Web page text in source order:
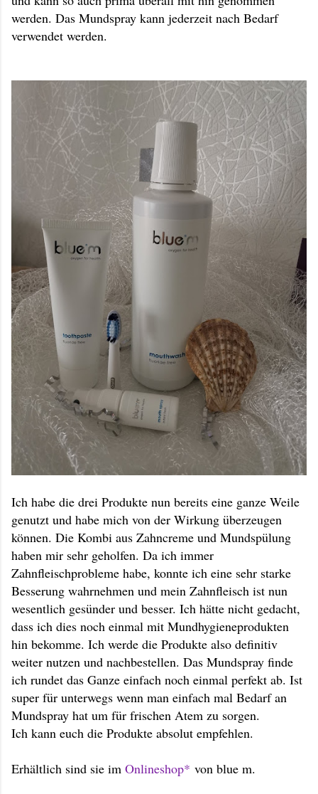
werden. Das Mundspray kann jederzeit nach Bedarf
verwendet werden.
Ich habe die drei Produkte nun bereits eine ganze Weile
genutzt und habe mich von der Wirkung überzeugen
können. Die Kombi aus Zahncreme und Mundspülung
haben mir sehr geholfen. Da ich immer
Zahnfleischprobleme habe, konnte ich eine sehr starke
Besserung wahrnehmen und mein Zahnfleisch ist nun
wesentlich gesünder und besser. Ich hätte nicht gedacht,
dass ich dies noch einmal mit Mundhygieneprodukten
hin bekomme. Ich werde die Produkte also definitiv
weiter nutzen und nachbestellen. Das Mundspray finde
ich rundet das Ganze einfach noch einmal perfekt ab. Ist
super für unterwegs wenn man einfach mal Bedarf an
Mundspray hat um für frischen Atem zu sorgen.
Ich kann euch die Produkte absolut empfehlen.
Erhältlich sind sie im Onlineshop* von blue m.